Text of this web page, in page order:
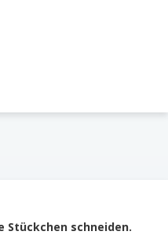
Stückchen schneiden.